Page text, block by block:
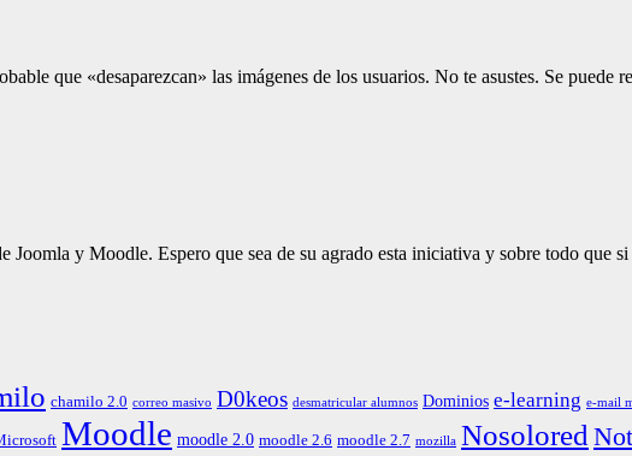
que «desaparezcan» las imágenes de los usuarios. No te asustes. Se
Joomla y Moodle. Espero que sea de su agrado esta iniciativa y sobre todo que
chamilo 2.0 correo masivo D0keos desmatricular alumnos Dominios e-learning e-mail
Moodle moodle 2.0 moodle 2.6 moodle 2.7 mozilla Nosolored